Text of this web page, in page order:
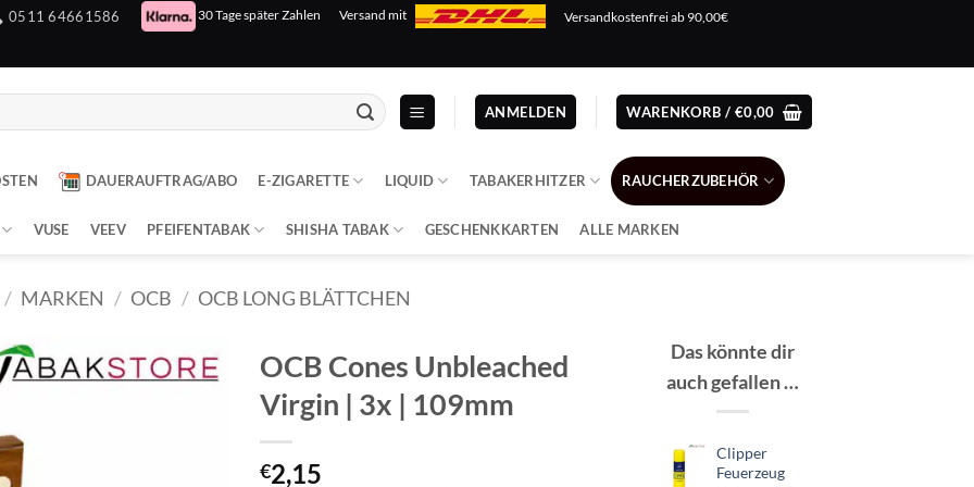
0511 64661586 30 Tage später Zahlen Versand mit Versandkostenfrei ab 90,00€
ANMELDEN WARENKORB / €0,00
DAUERAUFTRAG/ABO E-ZIGARETTE LIQUID TABAKERHITZER RAUCHERZUBEHÖR
VUSE VEEV PFEIFENTABAK SHISHA TABAK GESCHENKKARTEN ALLE MARKEN
/ MARKEN / OCB / OCB LONG BLÄTTCHEN
OCB Cones Unbleached
Virgin | 3x | 109mm
€2,15
Das könnte dir
auch gefallen …
Clipper
Feuerzeug